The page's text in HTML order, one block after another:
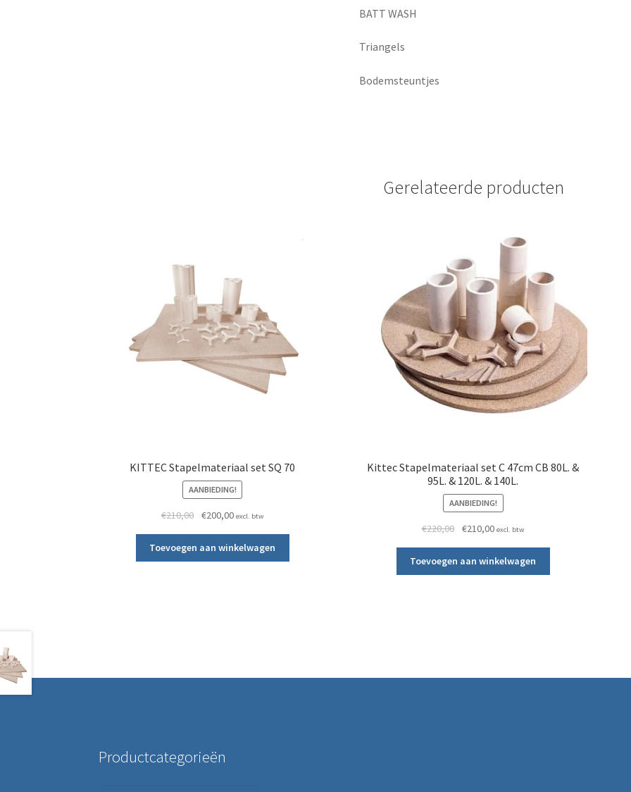
BATT WASH
Triangels
Bodemsteuntjes
Gerelateerde producten
KITTEC Stapelmateriaal set SQ 70
AANBIEDING!
€210,00 Oorspronkelijke prijs was: €210,00.
€200,00Huidige prijs is: €200,00.
excl. btw
Toevoegen aan winkelwagen
Kittec Stapelmateriaal set C 47cm CB 80L. &
95L. & 120L. & 140L.
AANBIEDING!
€220,00 Oorspronkelijke prijs was: €220,00.
€210,00Huidige prijs is: €210,00.
excl. btw
Toevoegen aan winkelwagen
Productcategorieën